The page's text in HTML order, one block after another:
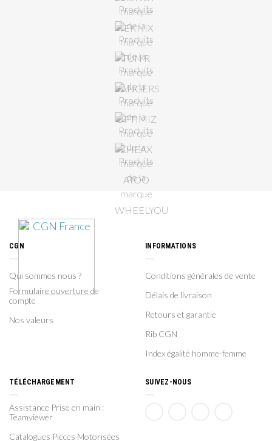
CGN
Qui sommes nous ?
Formulaire ouverture de
compte
Nos valeurs
INFORMATIONS
Conditions générales de vente
Délais de livraison
Retours et garantie
Rib CGN
Index égalité homme-femme
TÉLÉCHARGEMENT
Assistance Prise en main :
Teamviewer
Catalogues Pièces Motorisées
SUIVEZ-NOUS